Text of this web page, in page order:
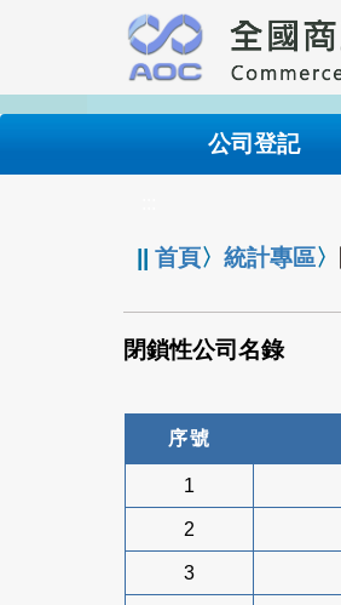
要
內
公司登記
||首頁〉統計專區〉
閉鎖性公司名錄
序號
1
2
3